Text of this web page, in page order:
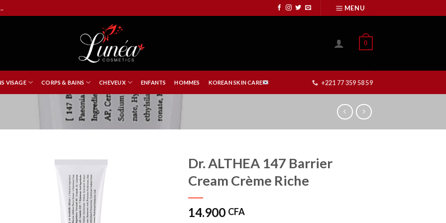
MENU
0
VISAGE CORPS & BAINS CHEVEUX ENFANTS HOMMES KOREAN SKIN CARE +221 77 359 58 59
Dr. ALTHEA 147 Barrier
Cream Crème Riche
14.900 CFA